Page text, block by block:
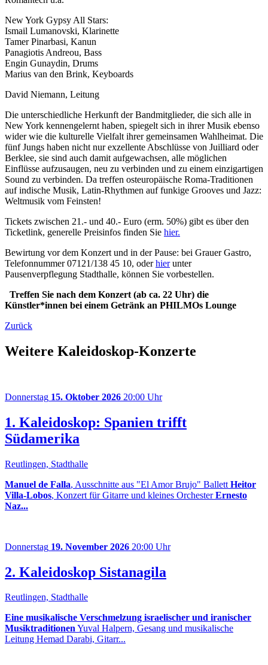
New York Gypsy All Stars:
Ismail Lumanovski, Klarinette
Tamer Pinarbasi, Kanun
Panagiotis Andreou, Bass
Engin Gunaydin, Drums
Marius van den Brink, Keyboards
David Niemann, Leitung
Die unterschiedliche Herkunft der Bandmitglieder, die sich alle in
New York kennengelernt haben, spiegelt sich in ihrer Musik ebenso
wider wie die kulturelle Vielfalt ihrer gemeinsamen Wahlheimat. Die
fünf Jungs haben nicht nur exzellente Abschlüsse von Juilliard oder
Berklee, sie sind auch damit aufgewachsen, alle möglichen
Einflüsse aufzusaugen, neu zu verbinden und zu einem einzigartigen
Sound zu verbinden. Da treffen osteuropäische Roma-Traditionen
auf indische Musik, Latin-Rhythmen auf funkige Grooves und Jazz:
Weltmusik vom Feinsten!
Tickets zwischen 21.- und 40.- Euro (erm. 50%) gibt es über den
Ticketlink, generelle Preisinfos finden Sie hier.
Bewirtung vor dem Konzert und in der Pause: bei Grauer Gastro,
Telefonnummer 07121/138 45 10, oderhierunter
Pausenverpflegung Stadthalle, können Sie vorbestellen.
Treffen Sie nach dem Konzert (ab ca. 22 Uhr) die
Künstler*innen bei einem Getränk an PHILMOs Lounge
Zurück
Weitere Kaleidoskop-Konzerte
Donnerstag 15. Oktober 2026 20:00 Uhr
1. Kaleidoskop: Spanien trifft
Südamerika
Reutlingen, Stadthalle
Manuel de Falla, Ausschnitte aus "El Amor Brujo" Ballett Heitor
Villa-Lobos, Konzert für Gitarre und kleines OrchesterErnesto
Naz...
Donnerstag 19. November 2026 20:00 Uhr
2. Kaleidoskop Sistanagila
Reutlingen, Stadthalle
Eine musikalische Verschmelzung israelischer und iranischer
MusiktraditionenYuval Halpern, Gesang und musikalische
Leitung Hemad Darabi, Gitarr...